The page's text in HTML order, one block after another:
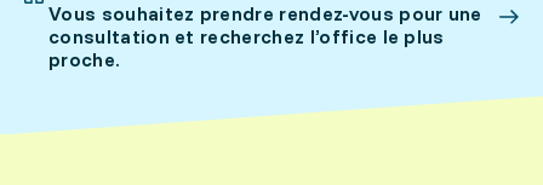
Vous souhaitez prendre rendez-vous pour une
consultation et recherchez l’office le plus
proche.